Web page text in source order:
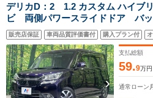
デリカD：2 1.2 カスタム ハイブ
ビ 両側パワースライドドア バ
ト クルーズコントロール 運転
ETC CD/DVD/フルセグ LEDラ
グ オートライト オートエアコン
販売店保証 車両品質評価書付 購入プラン付
支払総額
59.9万円
通常ローン